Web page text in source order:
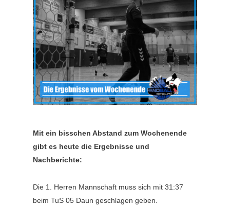
Mit ein bisschen Abstand zum Wochenende
gibt es heute die Ergebnisse und
Nachberichte:
Die 1. Herren Mannschaft muss sich mit 31:37
beim TuS 05 Daun geschlagen geben.